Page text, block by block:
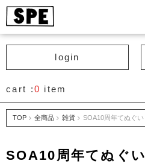
login
cart :0 item
TOP 全商品 雑貨 SOA10周年てぬぐい
SOA10周年てぬぐい